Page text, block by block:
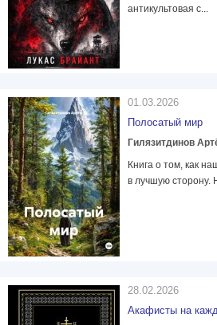
антикультовая с...
01.03.2026
Полосатый мир
Гилязитдинов
Книга о том, как
в лучшую сторону.
28.02.2026
Акафисты на